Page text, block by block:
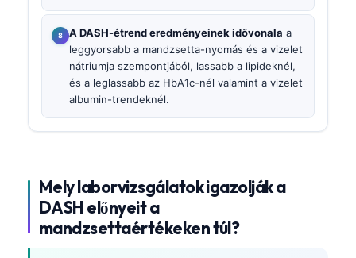
A DASH-étrend eredményeinek idővonala a
leggyorsabb a mandzsetta-nyomás és a vizelet
nátriumja szempontjából, lassabb a lipideknél,
és a leglassabb az HbA1c-nél valamint a vizelet
albumin-trendeknél.
Mely laborvizsgálatok igazolják a
DASH előnyeit a
mandzsettaértékeken túl?